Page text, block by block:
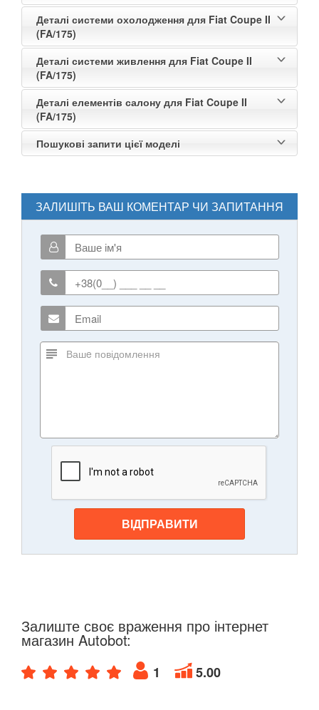
Деталі системи охолодження для Fiat Coupe II
(FA/175)
Деталі системи живлення для Fiat Coupe II
(FA/175)
Деталі елементів салону для Fiat Coupe II
(FA/175)
Пошукові запити цієї моделі
ЗАЛИШІТЬ ВАШ КОМЕНТАР ЧИ ЗАПИТАННЯ
ВІДПРАВИТИ
Залиште своє враження про інтернет
магазин Autobot:
1 5.00